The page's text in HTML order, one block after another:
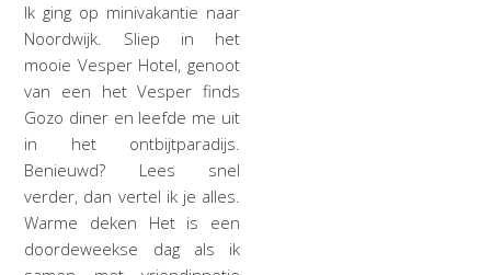
Ik ging op minivakantie naar
Noordwijk. Sliep in het
mooie Vesper Hotel, genoot
van een het Vesper finds
Gozo diner en leefde me uit
in het ontbijtparadijs.
Benieuwd? Lees snel
verder, dan vertel ik je alles.
Warme deken Het is een
doordeweekse dag als ik